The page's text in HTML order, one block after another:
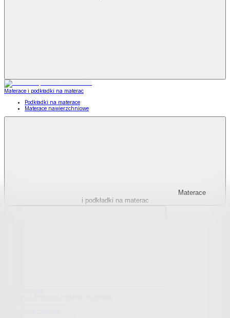
Materace i podkładki na materac
Podkładki na materace
Materace nawierzchniowe
Materace
i podkładki na materac